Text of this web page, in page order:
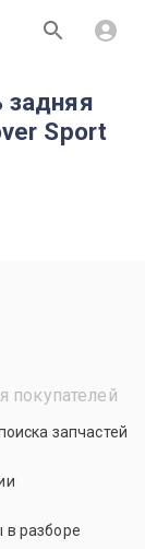
задняя
Sport
покупателей
запчастей
разборе